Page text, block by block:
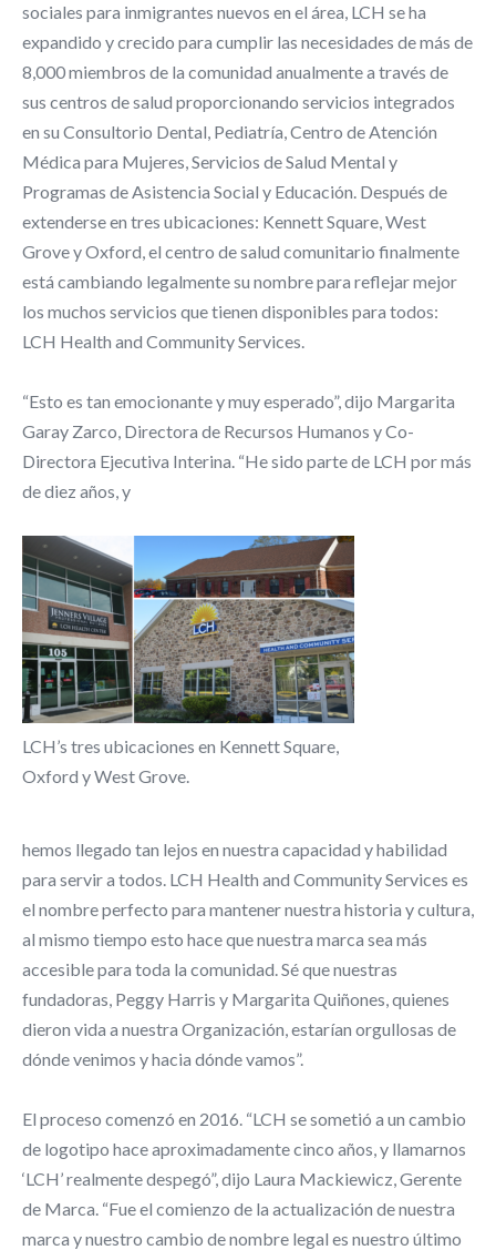
sociales para inmigrantes nuevos en el área, LCH se ha
expandido y crecido para cumplir las necesidades de más de
8,000 miembros de la comunidad anualmente a través de
sus centros de salud proporcionando servicios integrados
en su Consultorio Dental, Pediatría, Centro de Atención
Médica para Mujeres, Servicios de Salud Mental y
Programas de Asistencia Social y Educación. Después de
extenderse en tres ubicaciones: Kennett Square, West
Grove y Oxford, el centro de salud comunitario finalmente
está cambiando legalmente su nombre para reflejar mejor
los muchos servicios que tienen disponibles para todos:
LCH Health and Community Services.
“Esto es tan emocionante y muy esperado”, dijo Margarita
Garay Zarco, Directora de Recursos Humanos y Co-
Directora Ejecutiva Interina. “He sido parte de LCH por más
de diez años, y
LCH’s tres ubicaciones en Kennett Square,
Oxford y West Grove.
hemos llegado tan lejos en nuestra capacidad y habilidad
para servir a todos. LCH Health and Community Services es
el nombre perfecto para mantener nuestra historia y cultura,
al mismo tiempo esto hace que nuestra marca sea más
accesible para toda la comunidad. Sé que nuestras
fundadoras, Peggy Harris y Margarita Quiñones, quienes
dieron vida a nuestra Organización, estarían orgullosas de
dónde venimos y hacia dónde vamos”.
El proceso comenzó en 2016. “LCH se sometió a un cambio
de logotipo hace aproximadamente cinco años, y llamarnos
‘LCH’ realmente despegó”, dijo Laura Mackiewicz, Gerente
de Marca. “Fue el comienzo de la actualización de nuestra
marca y nuestro cambio de nombre legal es nuestro último